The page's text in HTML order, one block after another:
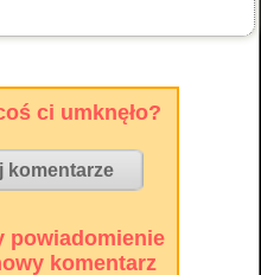
ci umknęło?
powiadomienie
komentarz